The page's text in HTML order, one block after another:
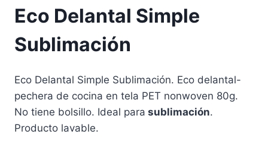
Eco Delantal Simple
Sublimación
Eco Delantal Simple Sublimación. Eco delantal-
pechera de cocina en tela PET nonwoven 80g.
No tiene bolsillo. Ideal para sublimación.
Producto lavable.